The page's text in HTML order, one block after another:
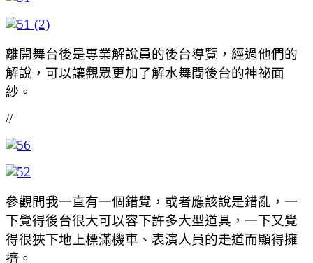
離開舞台後是專業解說員的後台導覽，經過他們的
解說，可以讓觀眾更加了解水舞間後台的神祕面
紗。
//
參觀間我一直有一個錯覺，或者應該說是錯亂，一
下覺得後台很大可以容下許多大型道具，一下又覺
得很狹下地上標滿機車、表演人員的走道而顯得擁
擠。